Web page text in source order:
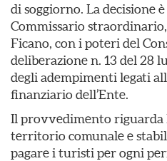
di soggiorno. La decisione
Commissario
Ficano, con i poteri del
deliberazione n. 13 del 28
degli adempimenti legati
finanziario dell’Ente.
Il provvedimento
territorio comunale e
pagare i turisti per ogni